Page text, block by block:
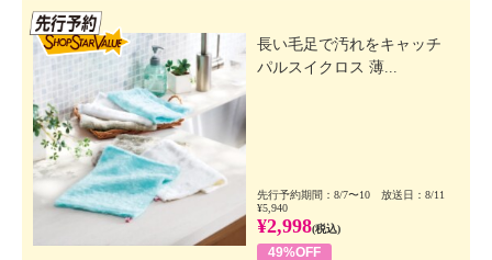
長い毛足で汚れをキャッチ
パルスイクロス 薄...
先行予約期間：8/7〜10 放送日：8/11
¥5,940
¥2,998(税込)
49%OFF